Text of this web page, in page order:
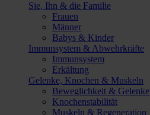
Sie, Ihn & die Familie
Frauen
Männer
Babys & Kinder
Immunsystem & Abwehrkräfte
Immunsystem
Erkältung
Gelenke, Knochen & Muskeln
Beweglichkeit & Gelenke
Knochenstabilität
Muskeln & Regeneration